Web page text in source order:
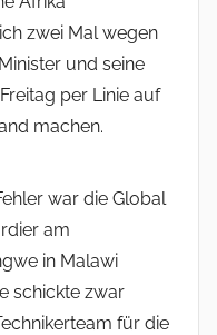
zwei Mal wegen
und seine
per Linie auf
machen.
war die Global
am
in Malawi
schickte zwar
für die